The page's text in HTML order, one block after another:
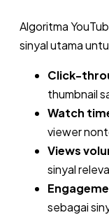
Algoritma
sinyal utama
Click-
thumbnail
Watch
viewer
Views
sinyal
sebagai